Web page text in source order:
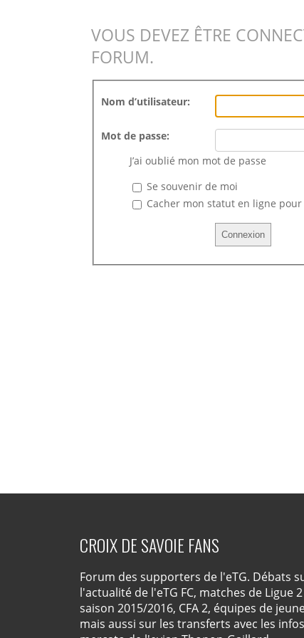
VOUS DEVEZ ÊTRE
FORUM.
Nom d’utilisateur:
Mot de passe:
J’ai oublié mon mot de passe
Se souvenir de moi
Cacher mon statut en ligne pour
CROIX DE SAVOIE FANS
Forum des supporters de l'eTG. Débats
l'actualité de l'eTG FC, matches de Ligue 2
saison 2015/2016, CFA 2, équipes de
mais aussi sur les transferts avec les infos